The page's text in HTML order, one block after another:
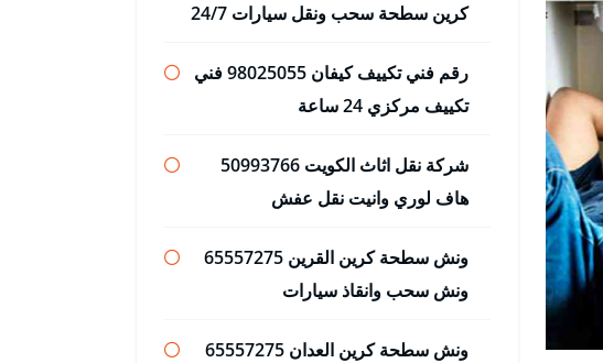
كرين سطحة سحب ونقل سيارات 24/7
رقم فني تكييف كيفان 98025055 فني
تكييف مركزي 24 ساعة
شركة نقل اثاث الكويت 50993766
هاف لوري وانيت نقل عفش
ونش سطحة كرين القرين 65557275
ونش سحب وانقاذ سيارات
ونش سطحة كرين العدان 65557275